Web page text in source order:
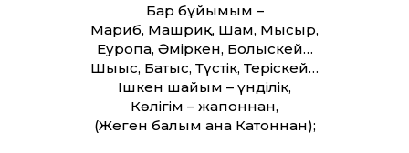
Бар бұйымым –
Мағриб, Машриқ, Шам, Мысыр,
Еуропа, Әміркен, Болыскей…
Шығыс, Батыс, Түстік, Теріскей…
Ішкен шайым – үнділік,
Көлігім – жапоннан,
(Жеген балым ғана Катоннан);